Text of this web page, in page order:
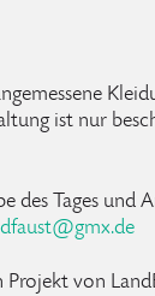
ist nur
des Tages und
@gmx.de
Projekt von